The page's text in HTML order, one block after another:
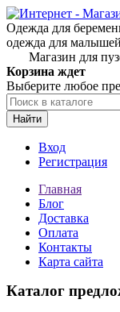
Одежда для
одежда для
Магазин для
Корзина ждет
Выберите любое
Найти
Вход
Регистрация
Главная
Блог
Доставка
Оплата
Контакты
Карта сайта
Каталог